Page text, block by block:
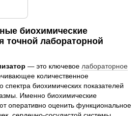
биохимические
точной лабораторной
— это ключевое лабораторное
количественное
спектра биохимических показателей
Именно биохимические
оперативно оценить функциональное